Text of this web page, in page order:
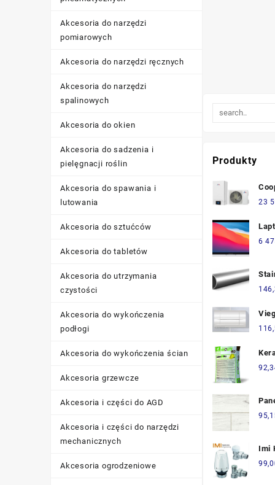
Akcesoria do narzędzi
pomiarowych
Akcesoria do narzędzi ręcznych
Akcesoria do narzędzi
spalinowych
Akcesoria do okien
Akcesoria do sadzenia i
pielęgnacji roślin
Akcesoria do spawania i
lutowania
Akcesoria do sztućców
Akcesoria do tabletów
Akcesoria do utrzymania
czystości
Akcesoria do wykończenia
podłogi
Akcesoria do wykończenia ścian
Akcesoria grzewcze
Akcesoria i części do AGD
Akcesoria i części do narzędzi
mechanicznych
Akcesoria ogrodzeniowe
Produkty
23
6
Imi